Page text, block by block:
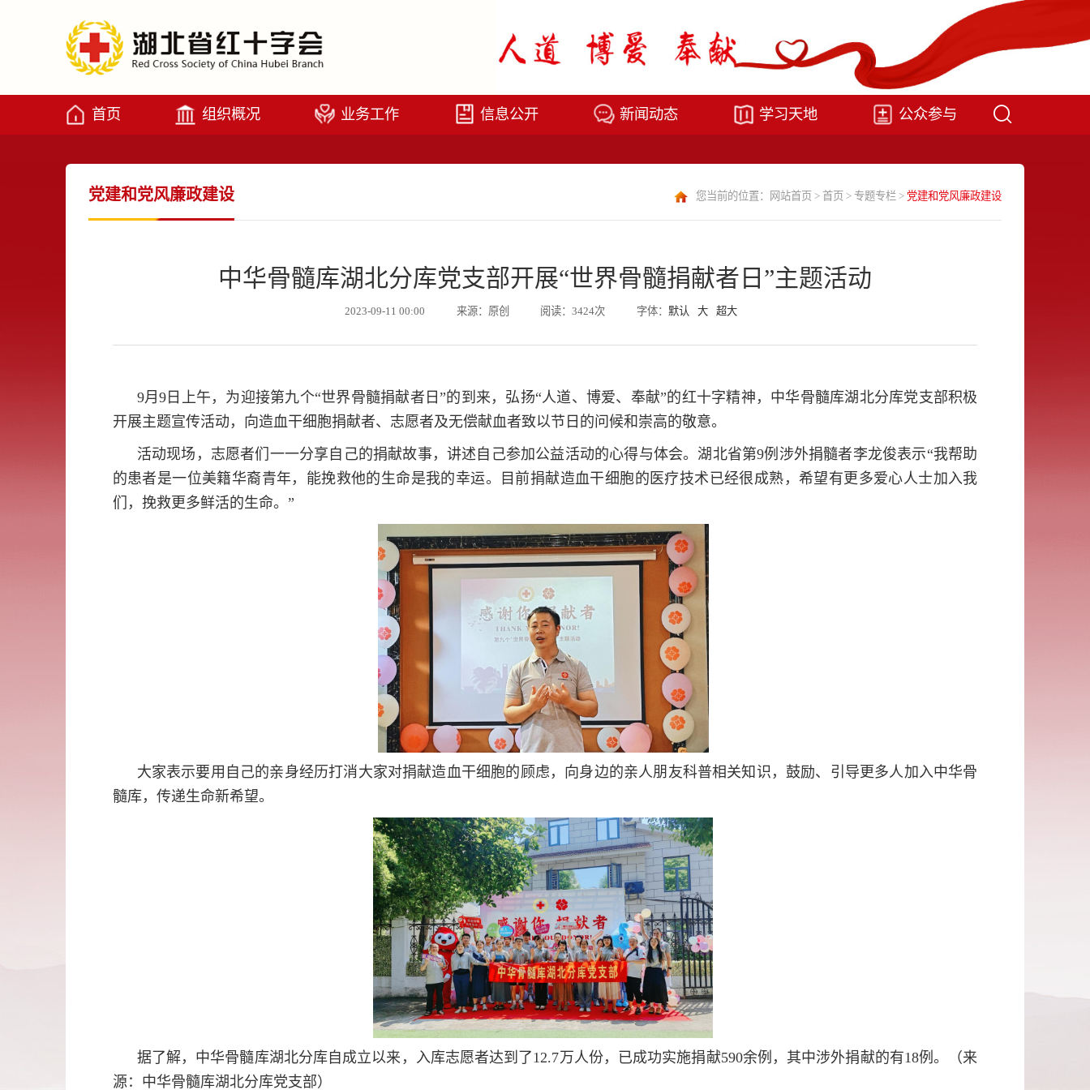
首页 组织概况 业务工作 信息公开 新闻动态 学习天地 公众参与
党建和党风廉政建设 您当前的位置： 网站首页 >首页 >专题专栏 > 党建和党风廉政建设
中华骨髓库湖北分库党支部开展“世界骨髓捐献者日”主题活动
2023-09-11 00:00 来源：原创 阅读：3424次 字体： 默认 大 超大
9月9日上午，为迎接第九个“世界骨髓捐献者日”的到来，弘扬“人道、博爱、奉献”的红十字精神，中华骨髓库湖北分库党支部积极
开展主题宣传活动，向造血干细胞捐献者、志愿者及无偿献血者致以节日的问候和崇高的敬意。
活动现场，志愿者们一一分享自己的捐献故事，讲述自己参加公益活动的心得与体会。湖北省第9例涉外捐髓者李龙俊表示“我帮助
的患者是一位美籍华裔青年，能挽救他的生命是我的幸运。目前捐献造血干细胞的医疗技术已经很成熟，希望有更多爱心人士加入我
们，挽救更多鲜活的生命。”
大家表示要用自己的亲身经历打消大家对捐献造血干细胞的顾虑，向身边的亲人朋友科普相关知识，鼓励、引导更多人加入中华骨
髓库，传递生命新希望。
据了解，中华骨髓库湖北分库自成立以来，入库志愿者达到了12.7万人份，已成功实施捐献590余例，其中涉外捐献的有18例。（来
源：中华骨髓库湖北分库党支部）